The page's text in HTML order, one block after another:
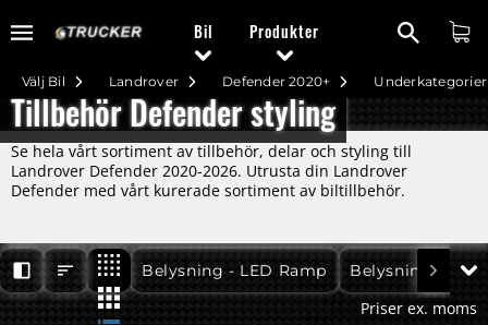
Bil Produkter
Underkategorier
Defender 2020+
Landrover
Välj Bil
Tillbehör Defender styling
Se hela vårt sortiment av tillbehör, delar och styling till
Landrover Defender 2020-2026. Utrusta din Landrover
Defender med vårt kurerade sortiment av biltillbehör.
Defender 2020+
Belysning - LED Ramp
Defender 2020+
Belysning -
Priser ex. moms